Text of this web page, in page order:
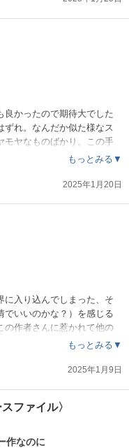
て描いて欲しかったです
描いてるくらいにひどい
たら最悪）背景どうした
ない！続編あるなら低評
いです。コミックを読ん
人物』に愛情を持っていな
下巻はまさにそんな感じ
んでるから愛情が無くなれ
良かったので期待大でした
ずれ。なんだか似た様なス
モヤなものばかり。この手
きるけど上手にたためない
度呟いた事か。「ゆらゆら
もっとみる▼
2025年1月20日
に入り込んでしまった、そ
でいいのかな？）を感じる
の作者さんに惹かれて他の
もっとみる▼
2025年1月9日
ファイル〉
作なのに